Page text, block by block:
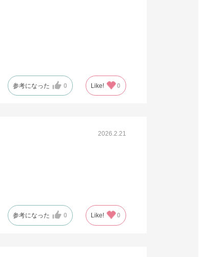
参考になった 0 Like! 0
2026.2.21
参考になった 0 Like! 0